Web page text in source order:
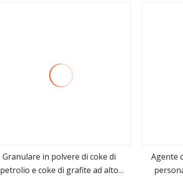
vedi altro
Granulare in polvere di coke di
petrolio e coke di grafite ad alto
Agente